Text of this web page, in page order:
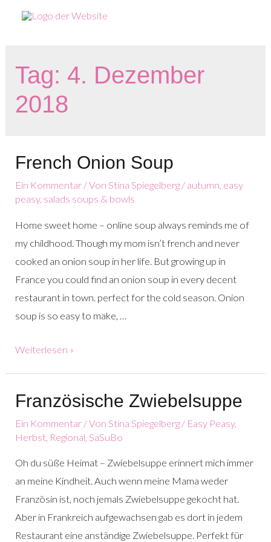
Tag: 4. Dezember
2018
French Onion Soup
Ein Kommentar / VonStina Spiegelberg / autumn, easy
peasy, salads soups & bowls
Home sweet home – online soup always reminds me of
my childhood. Though my mom isn’t french and never
cooked an onion soup in her life. But growing up in
France you could find an onion soup in every decent
restaurant in town. perfect for the cold season. Onion
soup is so easy to make, …
French
Weiterlesen »
Französische Zwiebelsuppe
Ein Kommentar / VonStina Spiegelberg / Easy Peasy,
Herbst, Regional,SaSuBo
Oh du süße Heimat – Zwiebelsuppe erinnert mich immer
an meine Kindheit. Auch wenn meine Mama weder
Französin ist, noch jemals Zwiebelsuppe gekocht hat.
Aber in Frankreich aufgewachsen gab es dort in jedem
Restaurant eine anständige Zwiebelsuppe. Perfekt für